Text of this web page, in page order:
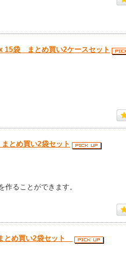
15袋 まとめ買い2ケースセット
とめ買い2袋セット
ることができます。
とめ買い2袋セット